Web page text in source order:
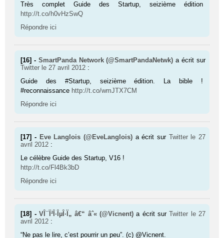
Très complet Guide des Startup, seizième édition
http://t.co/h0vHzSwQ
Répondre ici
[16] - SmartPanda Network (@SmartPandaNetwk) a écrit sur
Twitter le 27 avril 2012 :
Guide des #Startup, seizième édition. La bible !
#reconnaissance http://t.co/wmJTX7CM
Répondre ici
[17] - Eve Langlois (@EveLanglois) a écrit sur Twitter le 27
avril 2012 :
Le célèbre Guide des Startup, V16 !
http://t.co/Fl4Bk3bD
Répondre ici
[18] - VÎ¯Ï²Î·ÎµÎ·Ï„ â€“ âˆ« (@Vicnent) a écrit surTwitter le 27
avril 2012 :
“Ne pas le lire, c’est pourrir un peu”. (c) @Vicnent.